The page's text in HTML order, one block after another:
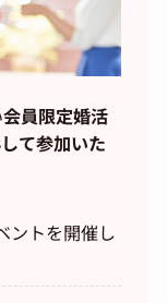
会員限定婚活
て参加いた
ントを開催し